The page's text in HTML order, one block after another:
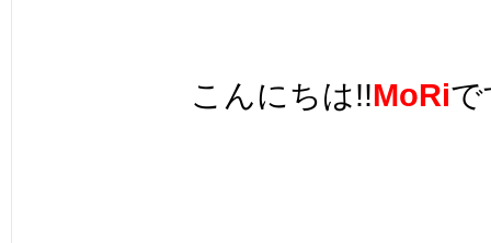
こんにちは!!MoRiで